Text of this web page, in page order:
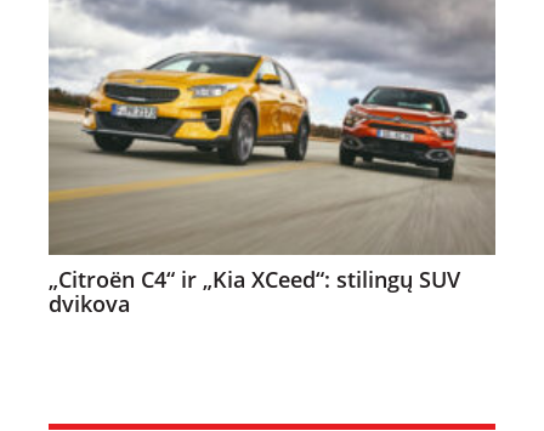
„Citroën C4“ ir „Kia XCeed“: stilingų SUV
dvikova